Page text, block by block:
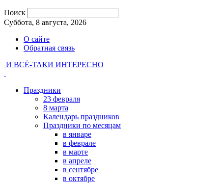
Поиск
Суббота, 8 августа, 2026
О сайте
Обратная связь
И ВСЁ-ТАКИ ИНТЕРЕСНО
Праздники
23 февраля
8 марта
Календарь праздников
Праздники по месяцам
в январе
в феврале
в марте
в апреле
в сентябре
в октябре